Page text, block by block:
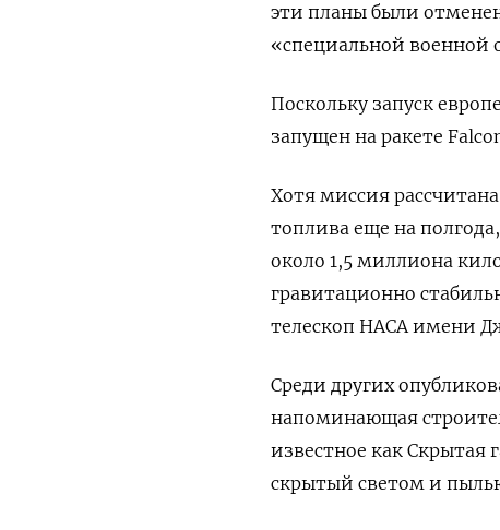
эти планы были
«специальной военной
Поскольку запуск
запущен на ракете
Хотя миссия
топлива еще на
около 1,5 миллиона
гравитационно
телескоп НАСА имени
Среди других
напоминающая
известное как Скрытая
скрытый светом и